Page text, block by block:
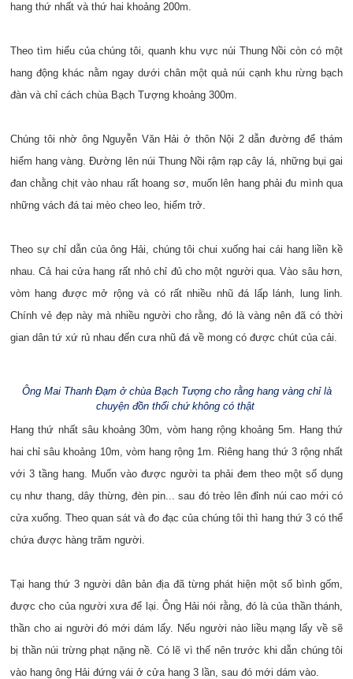
hang thứ nhất và thứ hai khoảng 200m.
Theo tìm hiểu của chúng tôi, quanh khu vực núi Thung Nồi còn có một
hang động khác nằm ngay dưới chân một quả núi cạnh khu rừng bạch
đàn và chỉ cách chùa Bạch Tượng khoảng 300m.
Chúng tôi nhờ ông Nguyễn Văn Hải ở thôn Nội 2 dẫn đường để thám
hiểm hang vàng. Đường lên núi Thung Nồi rậm rạp cây lá, những bụi gai
đan chằng chịt vào nhau rất hoang sơ, muốn lên hang phải đu mình qua
những vách đá tai mèo cheo leo, hiểm trở.
Theo sự chỉ dẫn của ông Hải, chúng tôi chui xuống hai cái hang liền kề
nhau. Cả hai cửa hang rất nhỏ chỉ đủ cho một người qua. Vào sâu hơn,
vòm hang được mở rộng và có rất nhiều nhũ đá lấp lánh, lung linh.
Chính vẻ đẹp này mà nhiều người cho rằng, đó là vàng nên đã có thời
gian dân tứ xứ rủ nhau đến cưa nhũ đá về mong có được chút của cải.
Ông Mai Thanh Đạm ở chùa Bạch Tượng cho rằng hang vàng chỉ là
chuyện đồn thổi chứ không có thật
Hang thứ nhất sâu khoảng 30m, vòm hang rộng khoảng 5m. Hang thứ
hai chỉ sâu khoảng 10m, vòm hang rộng 1m. Riêng hang thứ 3 rộng nhất
với 3 tầng hang. Muốn vào được người ta phải đem theo một số dụng
cụ như thang, dây thừng, đèn pin... sau đó trèo lên đỉnh núi cao mới có
cửa xuống. Theo quan sát và đo đạc của chúng tôi thì hang thứ 3 có thể
chứa được hàng trăm người.
Tại hang thứ 3 người dân bản địa đã từng phát hiện một số bình gốm,
được cho của người xưa để lại. Ông Hải nói rằng, đó là của thần thánh,
thần cho ai người đó mới dám lấy. Nếu người nào liều mạng lấy về sẽ
bị thần núi trừng phạt nặng nề. Có lẽ vì thế nên trước khi dẫn chúng tôi
vào hang ông Hải đứng vái ở cửa hang 3 lần, sau đó mới dám vào.